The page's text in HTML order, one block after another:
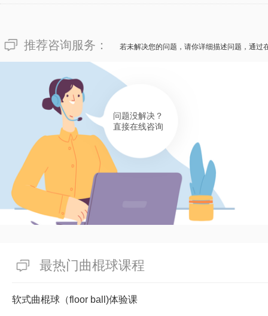
推荐咨询服务： 若未解决您的问题，请你详细描述问题，通过
问题没解决？
直接在线咨询
最热门曲棍球课程
软式曲棍球（floor ball)体验课